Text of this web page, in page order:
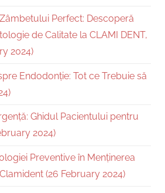
Perfect: Descoperă
de Calitate la CLAMI DENT,
2024)
Endodonție: Tot ce Trebuie să
Ghidul Pacientului pentru
2024)
Preventive în Menținerea
(26 February 2024)